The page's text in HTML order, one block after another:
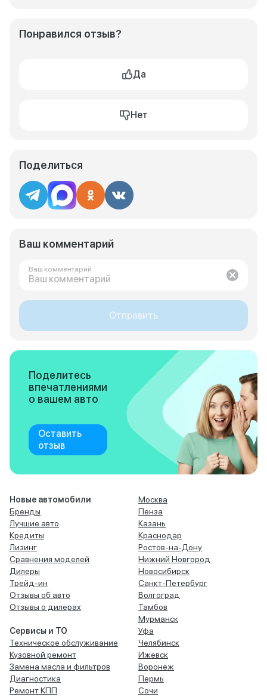
Понравился отзыв?
Да
Нет
Поделиться
Ваш комментарий
Ваш комментарий
Отправить
Поделитесь
впечатлениями
о вашем авто
Оставить
отзыв
Новые автомобили
Бренды
Лучшие авто
Кредиты
Лизинг
Сравнения моделей
Дилеры
Трейд-ин
Отзывы об авто
Отзывы о дилерах
Сервисы и ТО
Техническое обслуживание
Кузовной ремонт
Замена масла и фильтров
Диагностика
Ремонт КПП
Москва
Пенза
Казань
Краснодар
Ростов-на-Дону
Нижний Новгород
Новосибирск
Санкт-Петербург
Волгоград
Тамбов
Мурманск
Уфа
Челябинск
Ижевск
Воронеж
Пермь
Сочи